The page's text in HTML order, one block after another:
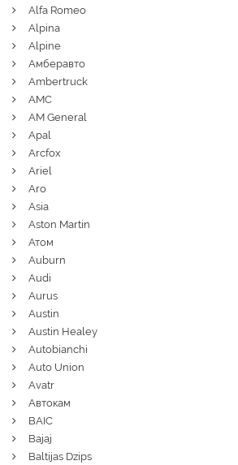
Alfa Romeo
Alpina
Alpine
Амберавто
Ambertruck
AMC
AM General
Apal
Arcfox
Ariel
Aro
Asia
Aston Martin
Атом
Auburn
Audi
Aurus
Austin
Austin Healey
Autobianchi
Auto Union
Avatr
Автокам
BAIC
Bajaj
Baltijas Dzips